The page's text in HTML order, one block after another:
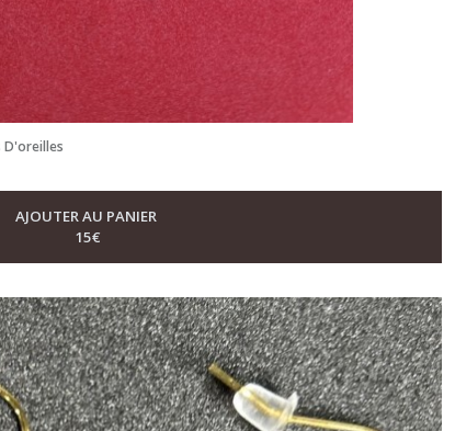
D'oreilles
AJOUTER AU PANIER
15€